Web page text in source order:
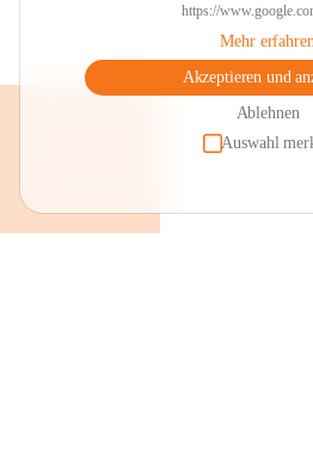
https://
Mehr
Akzeptieren und
Ablehnen
Auswahl